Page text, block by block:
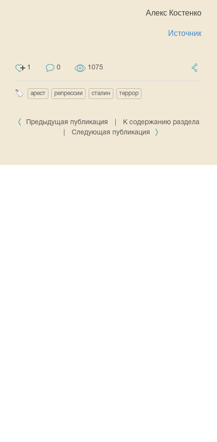
Алекс Костенко
Источник
1 0 1075
арест репрессии сталин террор
Предыдущая публикация
К содержанию раздела
Следующая публикация